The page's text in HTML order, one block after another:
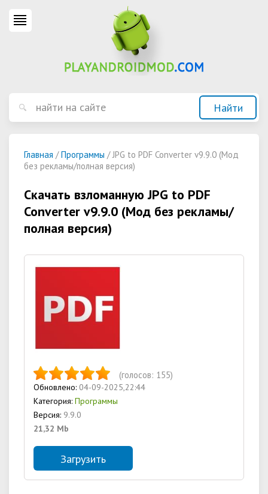
Главная /Программы / JPG to PDF Converter v9.9.0 (Мод
без рекламы/полная версия)
Скачать взломанную JPG to PDF
Converter v9.9.0 (Мод без рекламы/
полная версия)
(голосов: 155)
Обновлено: 04-09-2025,22:44
Категория: Программы
Версия: 9.9.0
21,32 Mb
Загрузить